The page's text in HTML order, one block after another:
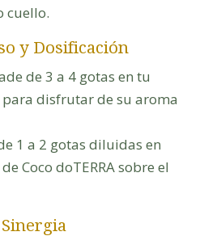
cuello.
y Dosificación
de 3 a 4 gotas en tu
disfrutar de su aroma
1 a 2 gotas diluidas en
Coco doTERRA sobre el